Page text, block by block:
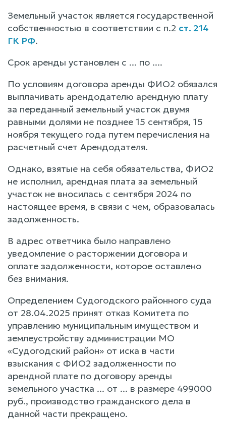
Земельный участок является государственной
собственностью в соответствии с п.2 ст. 214
ГК РФ.
Срок аренды установлен с ... по ....
По условиям договора аренды ФИО2 обязался
выплачивать арендодателю арендную плату
за переданный земельный участок двумя
равными долями не позднее 15 сентября, 15
ноября текущего года путем перечисления на
расчетный счет Арендодателя.
Однако, взятые на себя обязательства, ФИО2
не исполнил, арендная плата за земельный
участок не вносилась с сентября 2024 по
настоящее время, в связи с чем, образовалась
задолженность.
В адрес ответчика было направлено
уведомление о расторжении договора и
оплате задолженности, которое оставлено
без внимания.
Определением Судогодского районного суда
от 28.04.2025 принят отказ Комитета по
управлению муниципальным имуществом и
землеустройству администрации МО
«Судогодский район» от иска в части
взыскания с ФИО2 задолженности по
арендной плате по договору аренды
земельного участка ... от ... в размере 499000
руб., производство гражданского дела в
данной части прекращено.